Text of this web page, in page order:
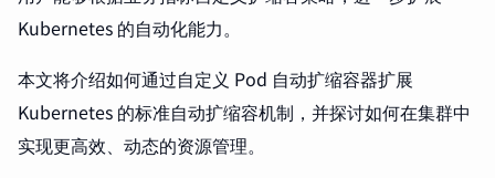
Kubernetes 的自动化能力。
本文将介绍如何通过自定义 Pod 自动扩缩容器扩展
Kubernetes 的标准自动扩缩容机制，并探讨如何在集群中
实现更高效、动态的资源管理。